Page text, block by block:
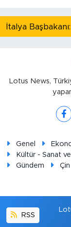
Lotus News,
Genel
Kültür - Sanat
Gündem
Çin
RSS